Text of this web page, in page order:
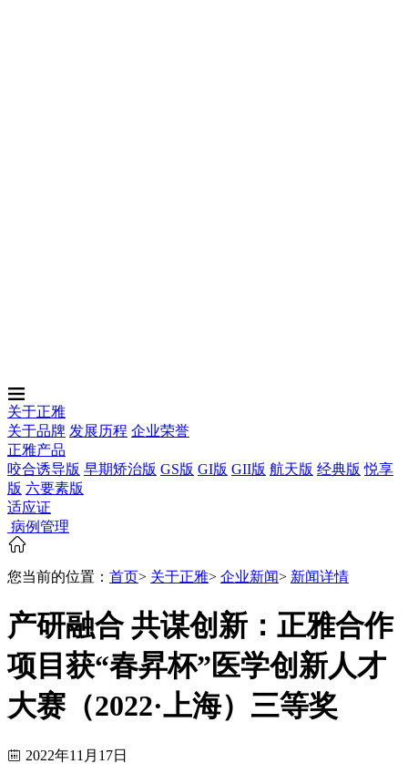
关于正雅
关于品牌 发展历程 企业荣誉
正雅产品
咬合诱导版 早期矫治版 GS版 GI版 GII版 航天版 经典版 悦享
版 六要素版
适应证
病例管理
您当前的位置： 首页> 关于正雅> 企业新闻> 新闻详情
产研融合 共谋创新：正雅合作
项目获“春昇杯”医学创新人才
大赛（2022·上海）三等奖
2022年11月17日